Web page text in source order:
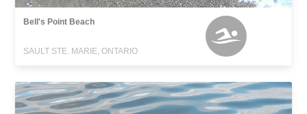
Bell's Point Beach
SAULT STE. MARIE, ONTARIO